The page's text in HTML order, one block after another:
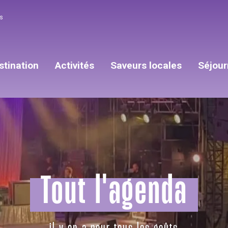
Activités Saveurs locales
Tout l'agenda